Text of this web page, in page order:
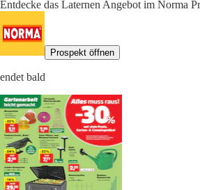
Entdecke das Laternen Angebot im Norma
Prospekt öffnen
endet bald